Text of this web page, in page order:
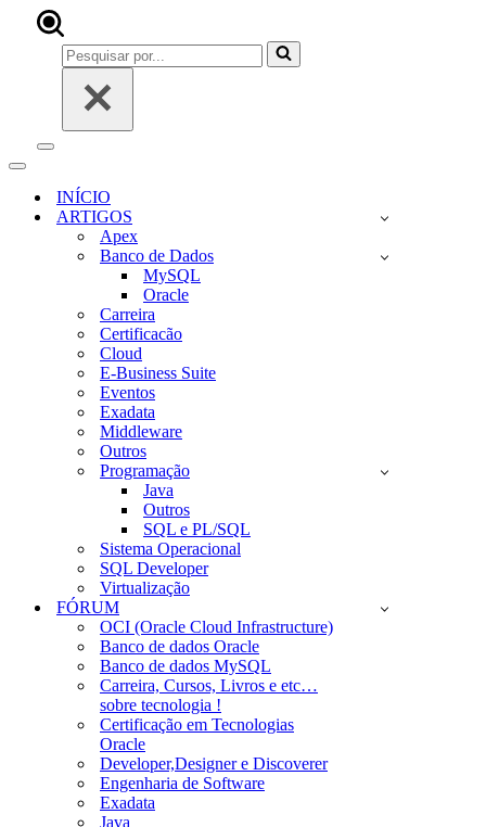
Pesquisar
por...
Menu
navegação
Menu
navegaçãoINÍCIO
ARTIGOS
Apex
Banco de Dados
MySQL
Oracle
Carreira
Certificacão
Cloud
E-Business Suite
Eventos
Exadata
Middleware
Outros
Programação
Java
Outros
SQL e PL/SQL
Sistema Operacional
SQL Developer
Virtualização
FÓRUM
OCI (Oracle Cloud Infrastructure)
Banco de dados Oracle
Banco de dados MySQL
Carreira, Cursos, Livros e etc…
sobre tecnologia !
Certificação em Tecnologias
Oracle
Developer,Designer e Discoverer
Engenharia de Software
Exadata
Java